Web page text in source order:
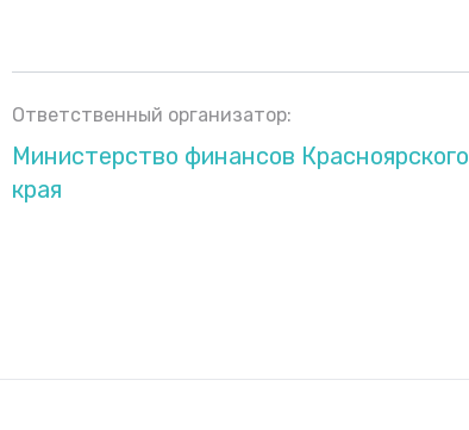
Ответственный организатор:
Министерство финансов Красноярского
края